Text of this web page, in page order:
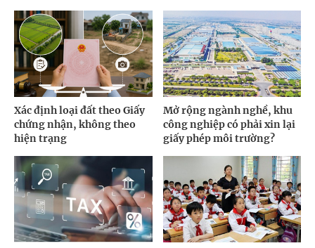
Xác định loại đất theo Giấy
chứng nhận, không theo
hiện trạng
Mở rộng ngành nghề, khu
công nghiệp có phải xin lại
giấy phép môi trường?